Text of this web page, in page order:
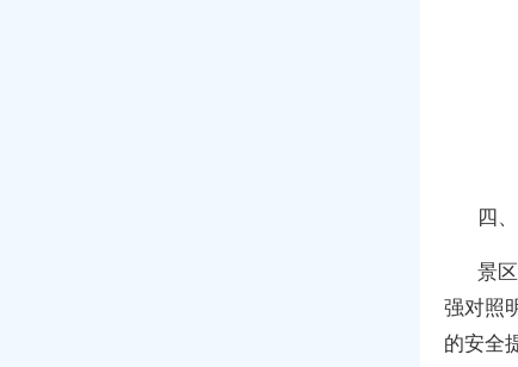
四
景
强对照
的安全